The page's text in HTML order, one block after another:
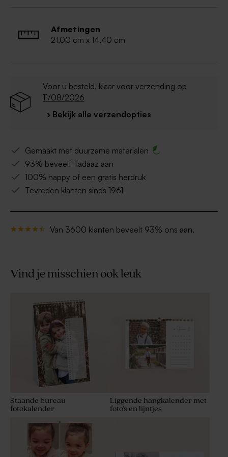
Afmetingen
21,00 cm x 14,40 cm
Voor u besteld, klaar voor verzending op
11/08/2026
› Bekijk alle verzendopties
Gemaakt met duurzame materialen
93% beveelt Tadaaz aan
100% happy of een gratis herdruk
Tevreden klanten sinds 1961
Van 3600 klanten beveelt 93% ons aan.
Vind je misschien ook leuk
Staande bureau
fotokalender
Liggende hangkalender met
foto's en lijntjes